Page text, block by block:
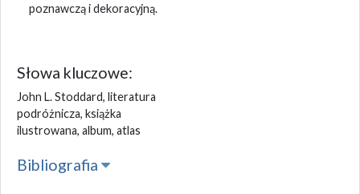
poznawczą i dekoracyjną.
Słowa kluczowe:
John L. Stoddard, literatura
podróżnicza, książka
ilustrowana, album, atlas
Bibliografia